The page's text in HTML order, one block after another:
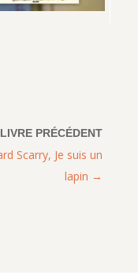
Scarry, Je suis un
lapin